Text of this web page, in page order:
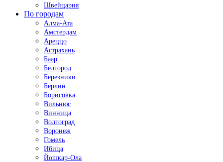
Швейцария
По городам
Алма-Ата
Амстердам
Ареццо
Астрахань
Баар
Белгород
Березники
Берлин
Борисовка
Вильнюс
Винница
Волгоград
Воронеж
Гомель
Ибица
Йошкар-Ола